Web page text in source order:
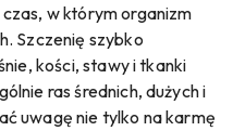
w którym organizm
Szczenię szybko
kości, stawy i tkanki
ras średnich, dużych i
uwagę nie tylko na karmę